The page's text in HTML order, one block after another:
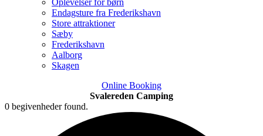
Oplevelser for børn
Endagsture fra Frederikshavn
Store attraktioner
Sæby
Frederikshavn
Aalborg
Skagen
Online Booking
Svalereden Camping
0 begivenheder found.